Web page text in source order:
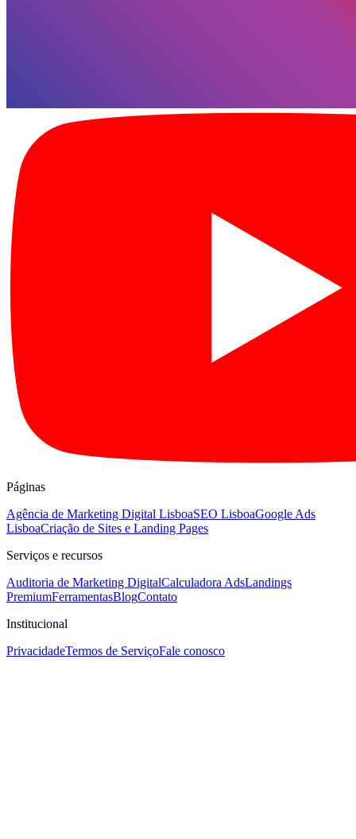
Páginas
Agência de Marketing Digital LisboaSEO LisboaGoogle Ads
LisboaCriação de Sites e Landing Pages
Serviços e recursos
Auditoria de Marketing DigitalCalculadora AdsLandings
PremiumFerramentasBlogContato
Institucional
PrivacidadeTermos de ServiçoFale conosco